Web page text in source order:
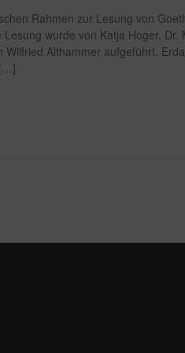
Rahmen zur Lesung von
wurde von Katja Hoger, Dr.
Althammer aufgeführt.